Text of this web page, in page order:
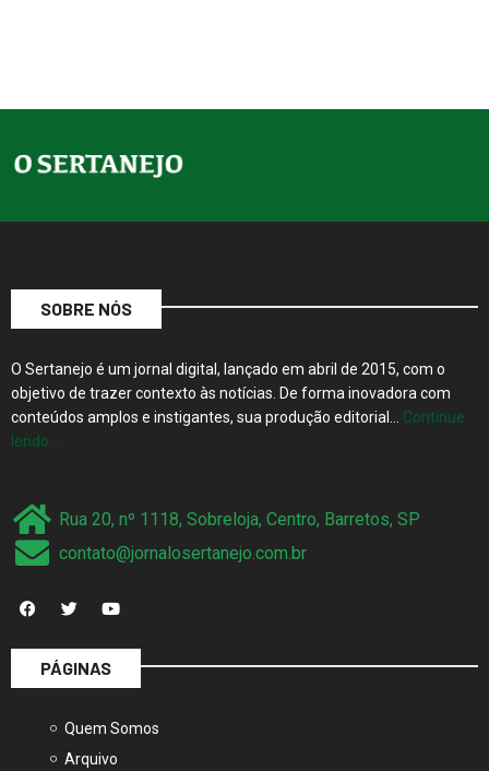
SOBRE NÓS
O Sertanejo é um jornal digital, lançado em abril de 2015, com o
objetivo de trazer contexto às notícias. De forma inovadora com
conteúdos amplos e instigantes, sua produção editorial… Continue
lendo…
Rua 20, nº 1118, Sobreloja, Centro, Barretos, SP
contato@jornalosertanejo.com.br
PÁGINAS
Quem Somos
Arquivo